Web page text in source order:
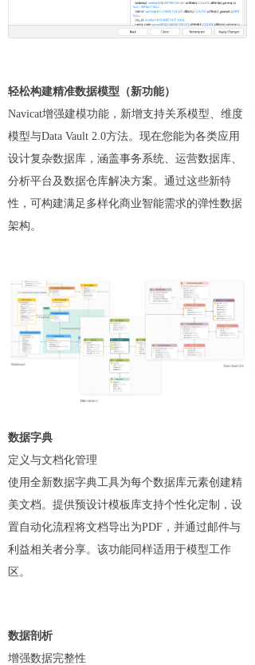
轻松构建精准数据模型（新功能）
Navicat增强建模功能，新增支持关系模型、维度
模型与Data Vault 2.0方法。现在您能为各类应用
设计复杂数据库，涵盖事务系统、运营数据库、
分析平台及数据仓库解决方案。通过这些新特
性，可构建满足多样化商业智能需求的弹性数据
架构。
数据字典
定义与文档化管理
使用全新数据字典工具为每个数据库元素创建精
美文档。提供预设计模板库支持个性化定制，设
置自动化流程将文档导出为PDF，并通过邮件与
利益相关者分享。该功能同样适用于模型工作
区。
数据剖析
增强数据完整性